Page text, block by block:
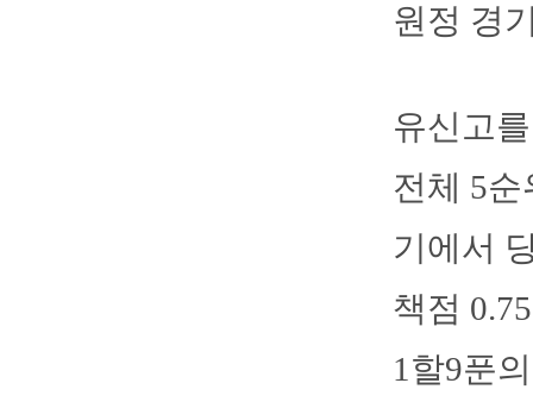
원정 경
유신고
전체 5
기에서
책점
1할9푼